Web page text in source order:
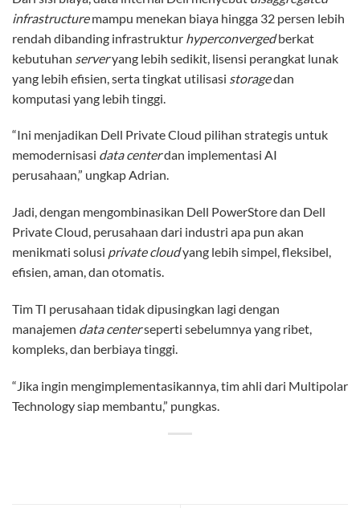
infrastructuremampu menekan biaya hingga 32 persen lebih
rendah dibanding infrastruktur hyperconvergedberkat
kebutuhan serveryang lebih sedikit, lisensi perangkat lunak
yang lebih efisien, serta tingkat utilisasi storagedan
komputasi yang lebih tinggi.
“Ini menjadikan Dell Private Cloud pilihan strategis untuk
memodernisasi data centerdan implementasi AI
perusahaan,” ungkap Adrian.
Jadi, dengan mengombinasikan Dell PowerStore dan Dell
Private Cloud, perusahaan dari industri apa pun akan
menikmati solusi private cloudyang lebih simpel, fleksibel,
efisien, aman, dan otomatis.
Tim TI perusahaan tidak dipusingkan lagi dengan
manajemen data centerseperti sebelumnya yang ribet,
kompleks, dan berbiaya tinggi.
“Jika ingin mengimplementasikannya, tim ahli dari Multipolar
Technology siap membantu,” pungkas.